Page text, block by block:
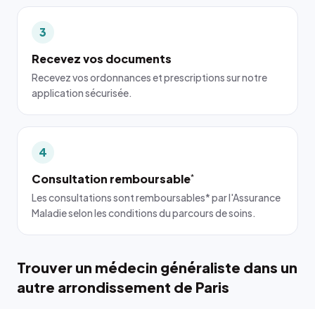
3
Recevez vos documents
Recevez vos ordonnances et prescriptions sur notre
application sécurisée.
4
Consultation remboursable*
Les consultations sont remboursables* par l'Assurance
Maladie selon les conditions du parcours de soins.
Trouver un médecin généraliste dans un
autre arrondissement de Paris